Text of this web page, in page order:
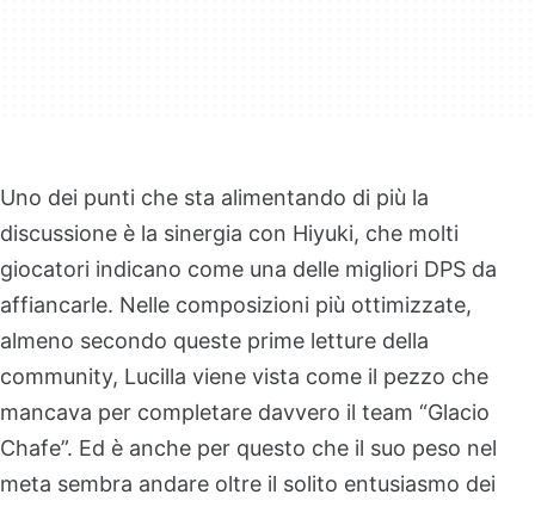
Uno dei punti che sta alimentando di più la
discussione è la sinergia con Hiyuki, che molti
giocatori indicano come una delle migliori DPS da
affiancarle. Nelle composizioni più ottimizzate,
almeno secondo queste prime letture della
community, Lucilla viene vista come il pezzo che
mancava per completare davvero il team “Glacio
Chafe”. Ed è anche per questo che il suo peso nel
meta sembra andare oltre il solito entusiasmo dei